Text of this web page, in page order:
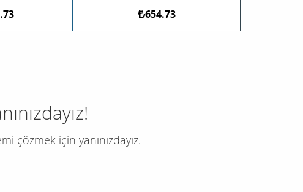
654.73
çözmek için yanınızdayız.